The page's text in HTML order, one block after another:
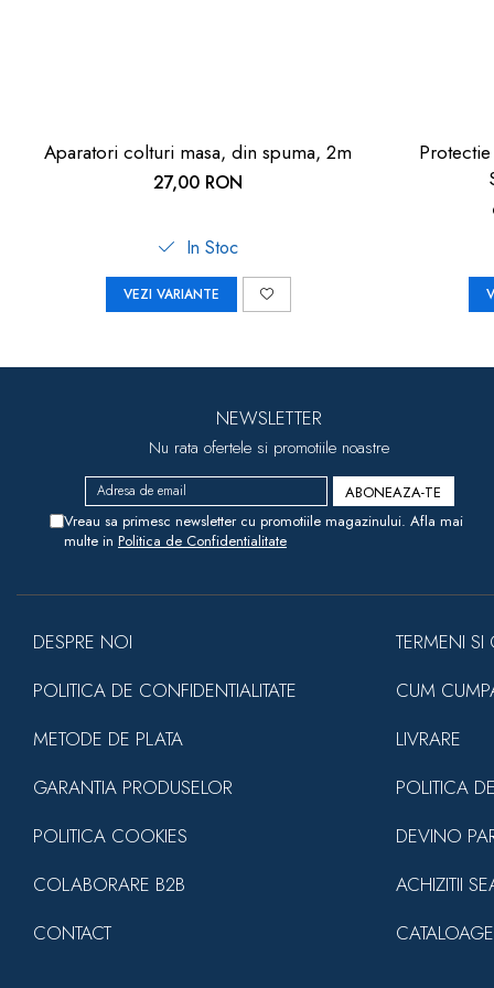
Aparatori colturi masa, din spuma, 2m
27,00 RON
In Stoc
VEZI VARIANTE
NEWSLETTER
Nu rata ofertele si promotiile noastre
Vreau sa primesc newsletter cu promotiile magazinului. Afla mai
multe in Politica de Confidentialitate
DESPRE NOI
POLITICA DE CONFIDENTIALITATE
METODE DE PLATA
GARANTIA PRODUSELOR
POLITICA COOKIES
COLABORARE B2B
CONTACT
TERMENI SI
CUM
LIVRARE
POLITICA
DEVINO
ACHIZITII
CATALOAGE